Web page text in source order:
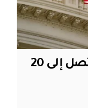
أميركا تقر سندات تأشيرات تصل إلى 20